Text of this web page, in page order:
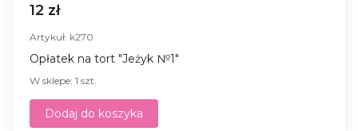
12 zł
Artykuł: k270
Opłatek na tort "Jeżyk №1"
W sklepe: 1 szt.
Dodaj do koszyka